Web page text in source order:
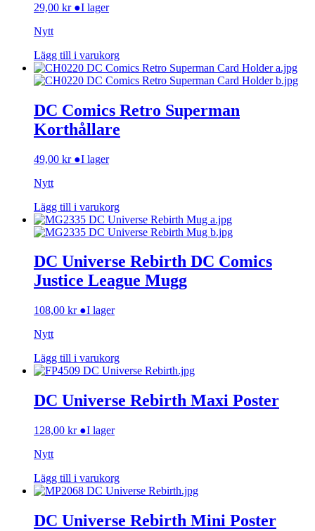
29,00 kr ●I lager
Nytt
Lägg till i varukorg
DC Comics Retro Superman
Korthållare
49,00 kr ●I lager
Nytt
Lägg till i varukorg
DC Universe Rebirth DC Comics
Justice League Mugg
108,00 kr ●I lager
Nytt
Lägg till i varukorg
DC Universe Rebirth Maxi Poster
128,00 kr ●I lager
Nytt
Lägg till i varukorg
DC Universe Rebirth Mini Poster